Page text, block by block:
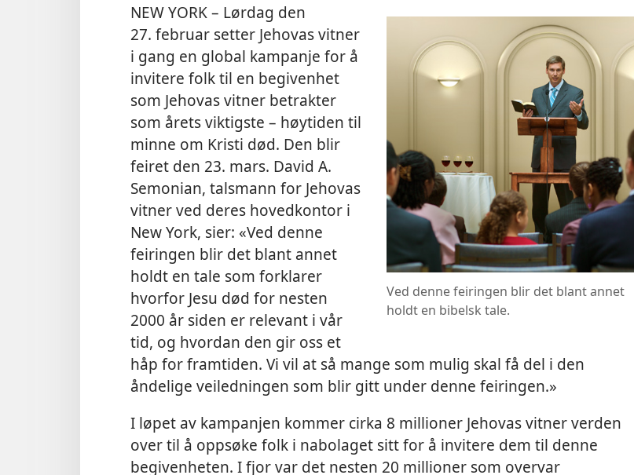
Ved denne feiringen blir det blant annet
holdt en bibelsk tale.
NEW YORK – Lørdag den
27. februar setter Jehovas vitner
i gang en global kampanje for å
invitere folk til en begivenhet
som Jehovas vitner betrakter
som årets viktigste – høytiden til
minne om Kristi død. Den blir
feiret den 23. mars. David A.
Semonian, talsmann for Jehovas
vitner ved deres hovedkontor i
New York, sier: «Ved denne
feiringen blir det blant annet
holdt en tale som forklarer
hvorfor Jesu død for nesten
2000 år siden er relevant i vår
tid, og hvordan den gir oss et
håp for framtiden. Vi vil at så mange som mulig skal få del i den
åndelige veiledningen som blir gitt under denne feiringen.»
I løpet av kampanjen kommer cirka 8 millioner Jehovas vitner verden
over til å oppsøke folk i nabolaget sitt for å invitere dem til denne
begivenheten. I fjor var det nesten 20 millioner som overvar